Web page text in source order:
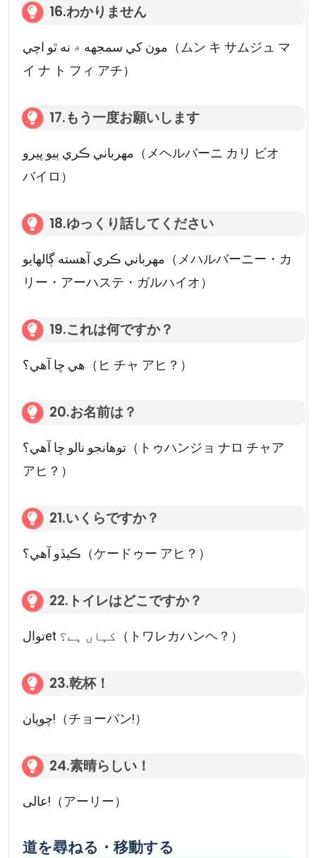
16.わかりません
مون کي سمجهه ۾ نه ٿو اچي（ムン キ サムジュ マ
イ ナ ト フィ アチ）
17.もう一度お願いします
مھرباني ڪري ٻيو ڀيرو（メヘルバーニ カリ ビオ
バイロ）
18.ゆっくり話してください
مهرباني ڪري آهسته ڳالهايو（メハルバーニー・カ
リー・アーハステ・ガルハイオ）
19.これは何ですか？
هي ڇا آهي؟（ヒ チャ アヒ？）
20.お名前は？
توهانجو نالو ڇا آهي؟（トゥハンジョ ナロ チャア
アヒ？）
21.いくらですか？
ڪيڏو آهي؟（ケードゥー アヒ？）
22.トイレはどこですか？
توالet کہاں ہے؟（トワレカハンヘ？）
23.乾杯！
چوپان!（チョーパン!）
24.素晴らしい！
عالی!（アーリー）
道を尋ねる・移動する